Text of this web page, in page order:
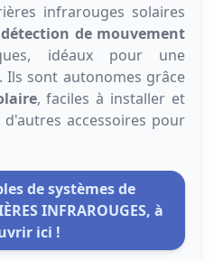
infrarouges solaires
détection de mouvement
idéaux pour une
Ils sont autonomes grâce
, faciles à installer et
accessoires pour
de systèmes de
INFRAROUGES, à
ici !